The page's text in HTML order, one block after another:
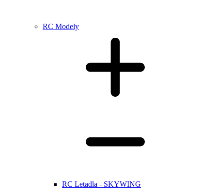
RC Modely
RC Letadla - SKYWING